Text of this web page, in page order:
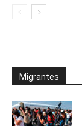
Migrantes